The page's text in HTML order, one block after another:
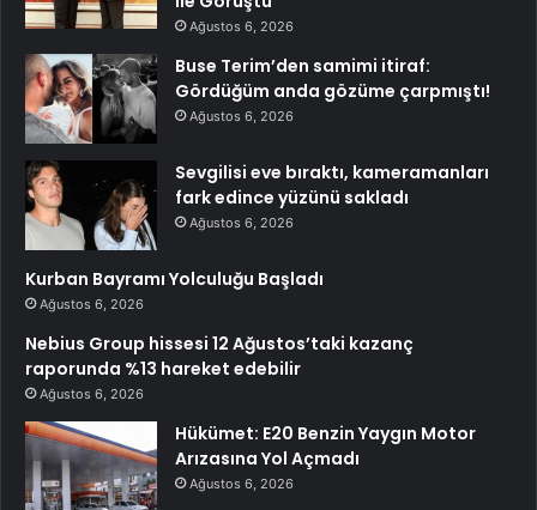
Ağustos 6, 2026
Buse Terim’den samimi itiraf:
Gördüğüm anda gözüme çarpmıştı!
Ağustos 6, 2026
Sevgilisi eve bıraktı, kameramanları
fark edince yüzünü sakladı
Ağustos 6, 2026
Kurban Bayramı Yolculuğu Başladı
Ağustos 6, 2026
Nebius Group hissesi 12 Ağustos’taki kazanç
raporunda %13 hareket edebilir
Ağustos 6, 2026
Hükümet: E20 Benzin Yaygın Motor
Arızasına Yol Açmadı
Ağustos 6, 2026